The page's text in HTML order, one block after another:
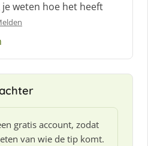
weten hoe het heeft
gratis account, zodat
van wie de tip komt.